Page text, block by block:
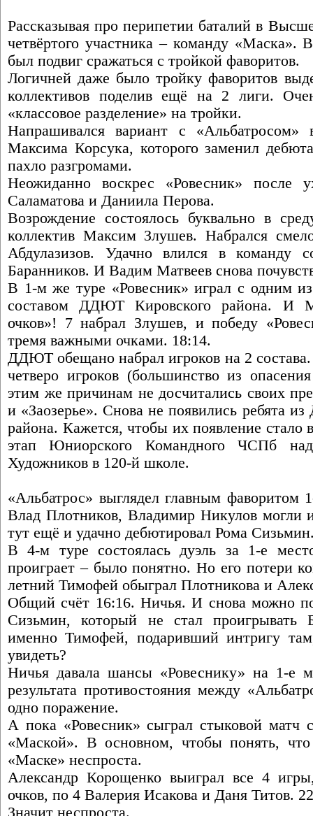
Рассказывая про перипетии баталий в
четвёртого участника – команду «Маска».
был подвиг сражаться с тройкой фаворитов.
Логичней даже было тройку фаворитов
коллективов поделив ещё на 2 лиги.
«классовое разделение» на тройки.
Напрашивался вариант с
Максима Корсука, которого заменил
пахло разгромами.
Неожиданно воскрес «Ровесник» после
Саламатова и Даниила Перова.
Возрождение состоялось буквально в
коллектив Максим Злушев. Набрался
Абдулазизов. Удачно влился в
Баранников. И Вадим Матвеев снова
В 1-м же туре «Ровесник» играл с одним
составом ДДЮТ Кировского района. И
очков»! 7 набрал Злушев, и победу
тремя важными очками. 18:14.
ДДЮТ обещано набрал игроков на 2
четверо игроков (большинство из
этим же причинам не досчитались своих
и «Заозерье». Снова не появились ребята
района. Кажется, чтобы их появление
этап Юниорского Командного ЧСПб
Художников в 120-й школе.
«Альбатрос» выглядел главным фаворитом
Влад Плотников, Владимир Никулов могли
тут ещё и удачно дебютировал Рома
В 4-м туре состоялась дуэль за 1-е
проиграет – было понятно. Но его потери
летний Тимофей обыграл Плотникова и
Общий счёт 16:16. Ничья. И снова можно
Сизьмин, который не стал проигрывать
именно Тимофей, подаривший интригу
увидеть?
Ничья давала шансы «Ровеснику» на 1-е
результата противостояния между
одно поражение.
А пока «Ровесник» сыграл стыковой
«Маской». В основном, чтобы понять, что
«Маске» неспроста.
Александр Корощенко выиграл все 4
очков, по 4 Валерия Исакова и Даня Титов.
Значит неспроста.